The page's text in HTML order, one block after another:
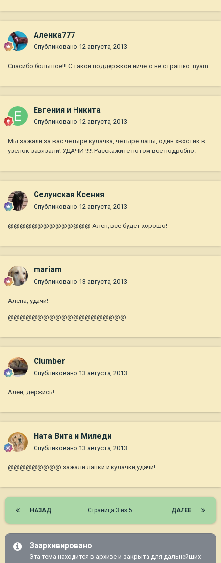
Аленка777
Опубликовано 12 августа, 2013
Спасибо большое!!! С такой поддержкой ничего не страшно :nyam:
Евгения и Никита
Опубликовано 12 августа, 2013
Мы зажали за вас четыре кулачка, четыре лапы, один хвостик в
узелок завязали! УДАЧИ !!!!! Расскажите потом всё подробно.
Селунская Ксения
Опубликовано 12 августа, 2013
@@@@@@@@@@@@@@ Ален, все будет хорошо!
mariam
Опубликовано 13 августа, 2013
Алена, удачи!
@@@@@@@@@@@@@@@@@@@@
Clumber
Опубликовано 13 августа, 2013
Ален, держись!
Ната Вита и Миледи
Опубликовано 13 августа, 2013
@@@@@@@@@ зажали лапки и кулачки,удачи!
НАЗАД ДАЛЕЕ
Страница 3 из 5
Заархивировано
Эта тема находится в архиве и закрыта для дальнейших